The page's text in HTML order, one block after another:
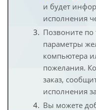
и будет
исполнения
Позвоните
параметры
компьютера
пожелания.
заказ,
исполнения
Вы можете